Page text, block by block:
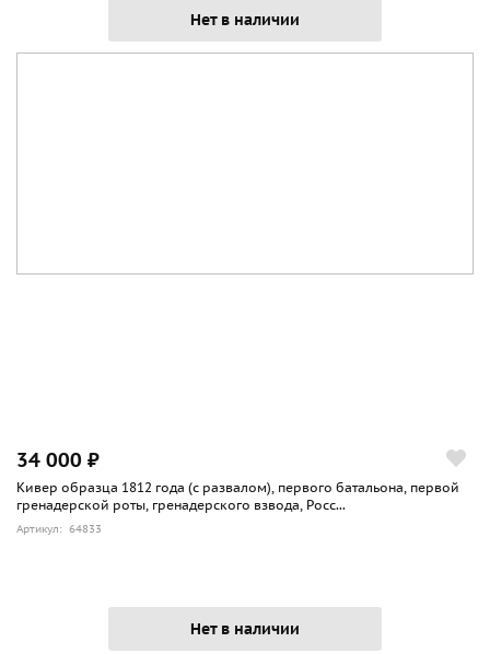
Нет в наличии
34 000 ₽
Кивер образца 1812 года (с развалом), первого батальона, первой
гренадерской роты, гренадерского взвода, Росс...
Артикул: 64833
Нет в наличии